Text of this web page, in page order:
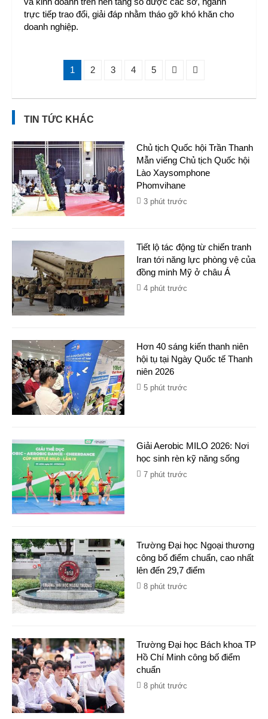
trực tiếp trao đổi, giải đáp nhằm tháo gỡ khó khăn cho
doanh nghiệp.
1 2 3 4 5
TIN TỨC KHÁC
Chủ tịch Quốc hội Trần Thanh
Mẫn viếng Chủ tịch Quốc hội
Lào Xaysomphone
Phomvihane
3 phút trước
Tiết lộ tác động từ chiến tranh
Iran tới năng lực phòng vệ của
đồng minh Mỹ ở châu Á
4 phút trước
Hơn 40 sáng kiến thanh niên
hội tụ tại Ngày Quốc tế Thanh
niên 2026
5 phút trước
Giải Aerobic MILO 2026: Nơi
học sinh rèn kỹ năng sống
7 phút trước
Trường Đại học Ngoại thương
công bố điểm chuẩn, cao nhất
lên đến 29,7 điểm
8 phút trước
Trường Đại học Bách khoa TP
Hồ Chí Minh công bố điểm
chuẩn
8 phút trước